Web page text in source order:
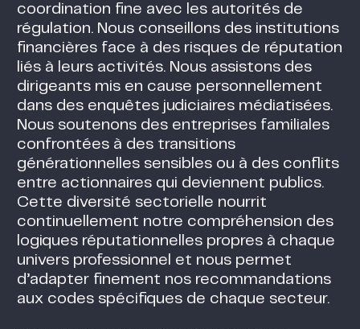
coordination fine avec les autorités de
régulation. Nous conseillons des institutions
financières face à des risques de réputation
liés à leurs activités. Nous assistons des
dirigeants mis en cause personnellement
dans des enquêtes judiciaires médiatisées.
Nous soutenons des entreprises familiales
confrontées à des transitions
générationnelles sensibles ou à des conflits
entre actionnaires qui deviennent publics.
Cette diversité sectorielle nourrit
continuellement notre compréhension des
logiques réputationnelles propres à chaque
univers professionnel et nous permet
d’adapter finement nos recommandations
aux codes spécifiques de chaque secteur.